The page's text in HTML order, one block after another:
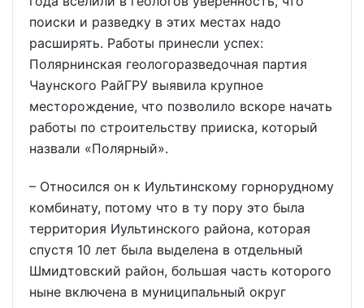
поиски и разведку в этих местах надо
расширять. Работы принесли успех:
Полярнинская геологоразведочная партия
Чаунского РайГРУ выявила крупное
месторождение, что позволило вскоре начать
работы по строительству прииска, который
назвали «Полярный».
– Относился он к Иультинскому горнорудному
комбинату, потому что в ту пору это была
территория Иультинского района, которая
спустя 10 лет была выделена в отдельный
Шмидтовский район, большая часть которого
ныне включена в муниципальный округ